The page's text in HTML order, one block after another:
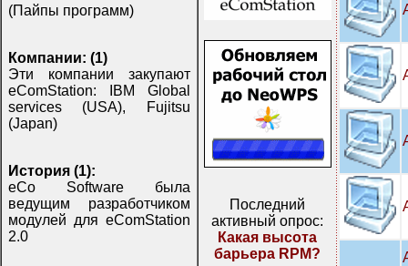
(Пайпы программ)
Компании: (1)
Эти компании закупают
eComStation: IBM Global
services (USA), Fujitsu
(Japan)
История (1):
eCo Software была
ведущим разработчиком
модулей для eComStation
2.0
Последний
активный опрос:
Какая высота
барьера RPM?